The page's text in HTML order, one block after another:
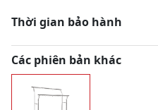
Thời gian bảo hành
Các phiên bản khác